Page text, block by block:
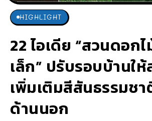
HIGHLIGHT
22 ไอเดีย “สวนดอก
เล็ก” ปรับรอบบ้านใ
เพิ่มเติมสีสันธรรมช
ด้านนอก